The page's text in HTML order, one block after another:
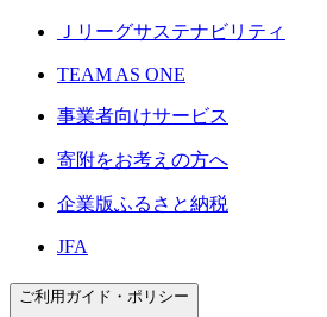
Ｊリーグサステナビリティ
TEAM AS ONE
事業者向けサービス
寄附をお考えの方へ
企業版ふるさと納税
JFA
ご利用ガイド・ポリシー